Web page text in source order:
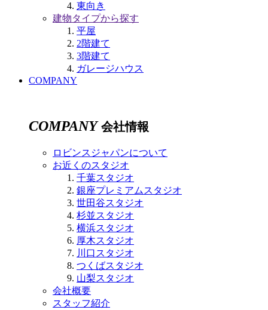
東向き
建物タイプから探す
平屋
2階建て
3階建て
ガレージハウス
COMPANY
COMPANY 会社情報
ロビンスジャパンについて
お近くのスタジオ
千葉スタジオ
銀座プレミアムスタジオ
世田谷スタジオ
杉並スタジオ
横浜スタジオ
厚木スタジオ
川口スタジオ
つくばスタジオ
山梨スタジオ
会社概要
スタッフ紹介